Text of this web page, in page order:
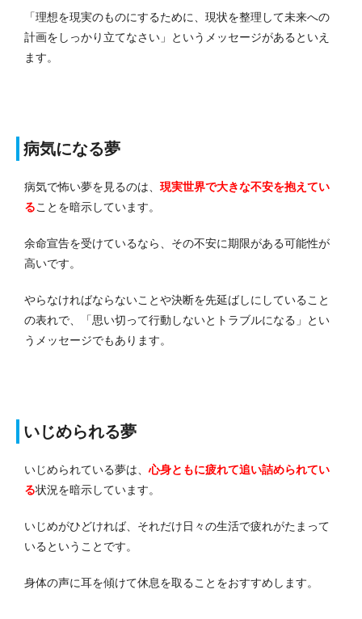
「理想を現実のものにするために、現状を整理して未来への
計画をしっかり立てなさい」というメッセージがあるといえ
ます。
病気になる夢
病気で怖い夢を見るのは、 現実世界で大きな不安を抱えてい
ることを暗示しています。
余命宣告を受けているなら、その不安に期限がある可能性が
高いです。
やらなければならないことや決断を先延ばしにしていること
の表れで、「思い切って行動しないとトラブルになる」とい
うメッセージでもあります。
いじめられる夢
いじめられている夢は、 心身ともに疲れて追い詰められてい
る状況を暗示しています。
いじめがひどければ、それだけ日々の生活で疲れがたまって
いるということです。
身体の声に耳を傾けて休息を取ることをおすすめします。